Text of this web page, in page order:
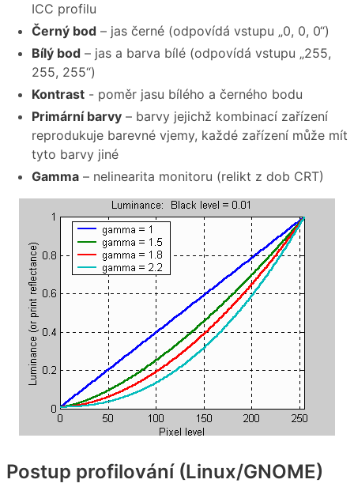
ICC profilu
Černý bod – jas černé (odpovídá vstupu „0, 0, 0“)
Bílý bod – jas a barva bílé (odpovídá vstupu „255,
255, 255“)
Kontrast - poměr jasu bílého a černého bodu
Primární barvy – barvy jejichž kombinací zařízení
reprodukuje barevné vjemy, každé zařízení může mít
tyto barvy jiné
Gamma – nelinearita monitoru (relikt z dob CRT)
Postup profilování (Linux/GNOME)